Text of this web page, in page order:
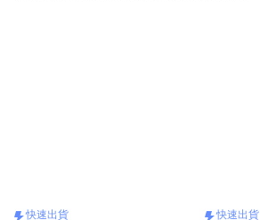
快速出貨 快速出貨